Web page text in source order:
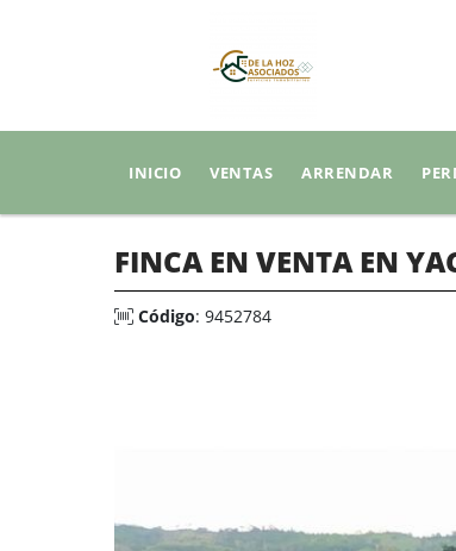
INICIO VENTAS ARRENDAR
FINCA EN VENTA EN
Código: 9452784